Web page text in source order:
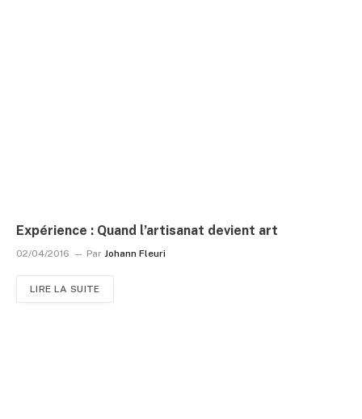
Expérience : Quand l’artisanat devient art
02/04/2016 Par Johann Fleuri
LIRE LA SUITE